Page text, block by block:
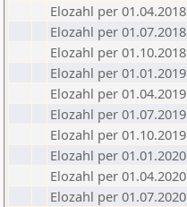
Elozahl per 01.04.2018
Elozahl per 01.07.2018
Elozahl per 01.10.2018
Elozahl per 01.01.2019
Elozahl per 01.04.2019
Elozahl per 01.07.2019
Elozahl per 01.10.2019
Elozahl per 01.01.2020
Elozahl per 01.04.2020
Elozahl per 01.07.2020